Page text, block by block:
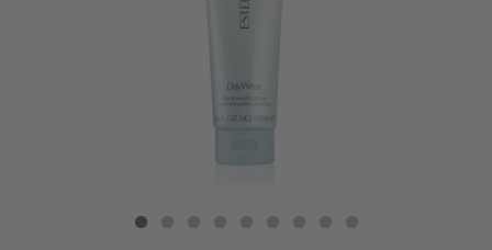
Estée Lauder Jelly Cleanser